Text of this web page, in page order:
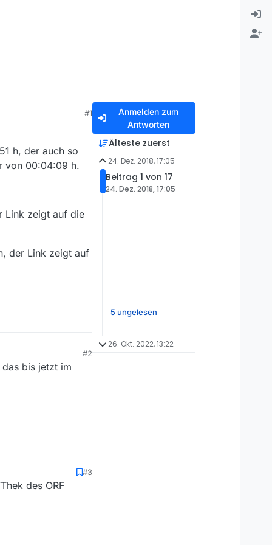
#1
h, der auch so
von 00:04:09 h.
Link zeigt auf die
der Link zeigt auf
#2
bis jetzt im
auch so herunter
h.
#3
des ORF
Anmelden zum
Antworten
Älteste zuerst
24. Dez. 2018, 17:05
Beitrag 1 von 17
24. Dez. 2018, 17:05
5 ungelesen
26. Okt. 2022, 13:22